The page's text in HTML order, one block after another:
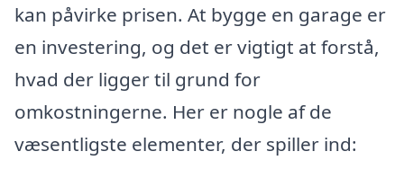
kan påvirke prisen. At bygge en garage er
en investering, og det er vigtigt at forstå,
hvad der ligger til grund for
omkostningerne. Her er nogle af de
væsentligste elementer, der spiller ind: